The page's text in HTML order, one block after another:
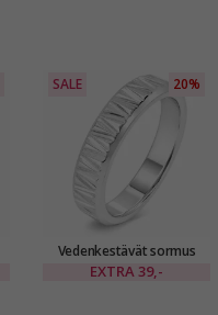
SALE 20%
Vedenkestävät sormus
teräs
EXTRA39,-